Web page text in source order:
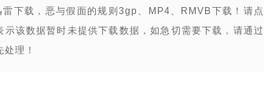
下载， 恶与假面的规则3gp、MP4、RMVB下载 ！请点
该数据暂时未提供下载数据，如急切需要下载，请通过
理！